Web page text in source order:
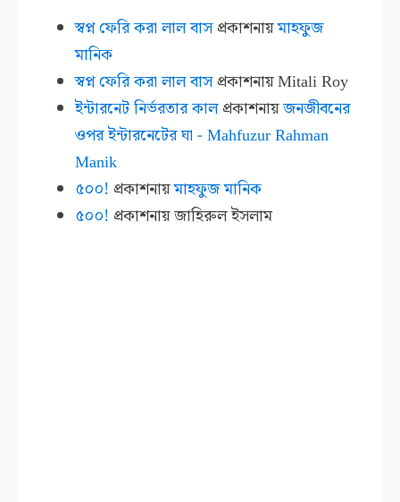
স্বপ্ন ফেরি করা লাল বাসপ্রকাশনায়মাহফুজ
মানিক
স্বপ্ন ফেরি করা লাল বাসপ্রকাশনায়Mitali Roy
ইন্টারনেট নির্ভরতার কালপ্রকাশনায়জনজীবনের
ওপর ইন্টারনেটের ঘা - Mahfuzur Rahman
Manik
৫০০! প্রকাশনায়মাহফুজ মানিক
৫০০! প্রকাশনায়জাহিরুল ইসলাম